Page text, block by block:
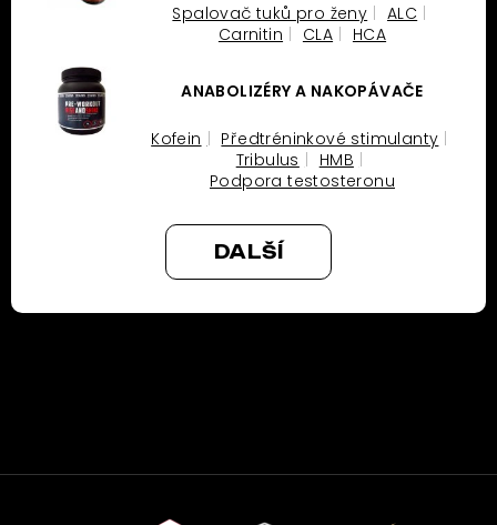
Spalovač tuků pro ženy
ALC
Carnitin
CLA HCA
ANABOLIZÉRY A NAKOPÁVAČE
Kofein
Předtréninkové stimulanty
Tribulus
HMB
Podpora testosteronu
DALŠÍ